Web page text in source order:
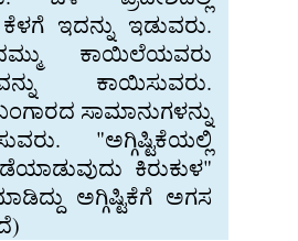
ಇದನ್ನು ಇಡುವರು.
ಕಾಯಿಲೆಯವರು
ಕಾಯಿಸುವರು.
ಸಾಮಾನುಗಳನ್ನು
"ಅಗ್ಗಿಷ್ಟಿಕೆಯಲ್ಲಿ
ಕಿರುಕುಳ"
ಅಗ್ಗಿಷ್ಟಿಕೆಗೆ ಅಗಸ